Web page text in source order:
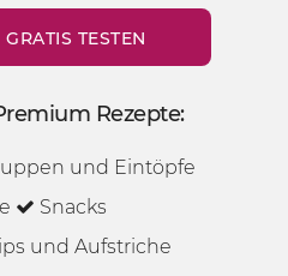
TESTEN
Rezepte:
und Eintöpfe
Snacks
und Aufstriche